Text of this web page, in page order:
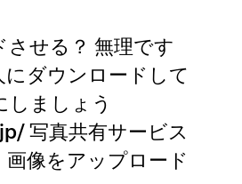
させる？ 無理です
にダウンロードして
しましょう
写真共有サービス
像をアップロード